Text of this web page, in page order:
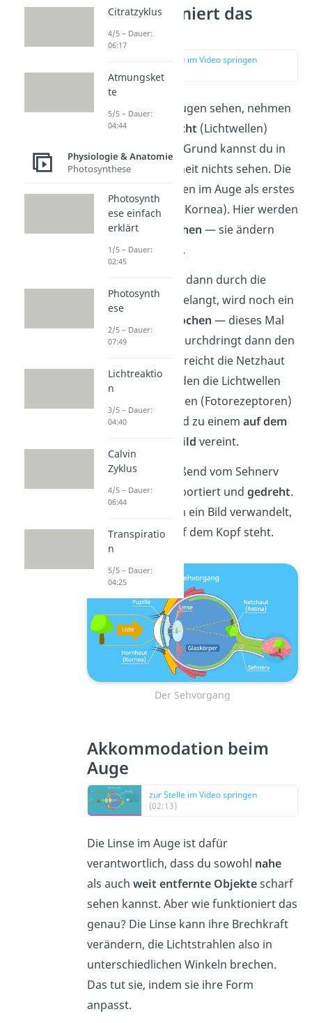
Wie funktioniert das
Sehen?
zur Stelle im Video springen
(01:13)
Alles, was deine Augen sehen, nehmen
sie in Form von
Licht (Lichtwellen)
wahr. Aus diesem Grund kannst du in
absoluter Dunkelheit nichts sehen. Die
Lichtstrahlen treffen im Auge als erstes
auf die Hornhaut (Kornea). Hier werden
sie bereits
gebrochen — sie ändern
also ihre Richtung.
Das Licht, welches dann durch die
Pupille hindurch gelangt, wird noch ein
zweites Mal gebrochen — dieses Mal
von der Linse. Es durchdringt dann den
Glaskörper und erreicht die Netzhaut
(Retina). Hier werden die Lichtwellen
von den Sinneszellen (Fotorezeptoren)
aufgenommen und zu einem auf dem
Kopf stehenden Bild vereint.
Das wird anschließend vom Sehnerv
zum Gehirn transportiert und gedreht.
Es wird hier also in ein Bild verwandelt,
das nicht mehr auf dem Kopf steht.
Der Sehvorgang
Akkommodation beim
Auge
zur Stelle im Video springen
(02:13)
Die Linse im Auge ist dafür
verantwortlich, dass du sowohl nahe
als auch weit entfernte Objektescharf
sehen kannst. Aber wie funktioniert das
genau? Die Linse kann ihre Brechkraft
verändern, die Lichtstrahlen also in
unterschiedlichen Winkeln brechen.
Das tut sie, indem sie ihre Form
anpasst.
Citratzyklus
4/5 – Dauer:
06:17
Atmungsket
te
5/5 – Dauer:
04:44
Physiologie & Anatomie
Photosynthese
Photosynth
ese einfach
erklärt
1/5 – Dauer:
02:45
Photosynth
ese
2/5 – Dauer:
07:49
Lichtreaktio
n
3/5 – Dauer:
04:40
Calvin
Zyklus
4/5 – Dauer:
06:44
Transpiratio
n
5/5 – Dauer:
04:25